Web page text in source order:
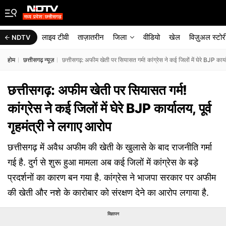
NDTV लाइव टीवी ताज़ातरीन जिला वीडियो खेल विज़ुअल
होम छत्तीसगढ़ न्यूज़ छत्तीसगढ़: अफीम खेती पर सियासत गर्म! कांग्रेस ने कई जिलों में घेरे BJP
छत्तीसगढ़: अफीम खेती पर सियासत गर्म!
कांग्रेस ने कई जिलों में घेरे BJP कार्यालय, पूर्व
गृहमंत्री ने लगाए आरोप
छत्तीसगढ़ में अवैध अफीम की खेती के खुलासे के बाद राजनीति गर्मा
गई है. दुर्ग से शुरू हुआ मामला अब कई जिलों में कांग्रेस के बड़े
प्रदर्शनों का कारण बन गया है. कांग्रेस ने भाजपा सरकार पर अफीम
की खेती और नशे के कारोबार को संरक्षण देने का आरोप लगाया है.
विज्ञापन